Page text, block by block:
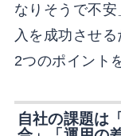
なりそうで不
入を成功させ
2つのポイント
自社の課題は